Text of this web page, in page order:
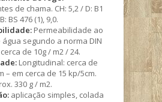
de chama. CH: 5,2 / D: B1
BS 476 (1), 9,0.
Permeabilidade ao
segundo a norma DIN
de 10g / m2 / 24.
Longitudinal: cerca de
– em cerca de 15 kp/5cm.
330 g / m2.
aplicação simples, colada